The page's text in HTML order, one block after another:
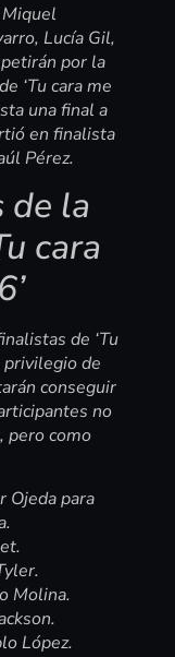
Lucía Gil,
por la
‘Tu cara me
una final a
en finalista
Pérez.
de la
cara
de ‘Tu
privilegio de
conseguir
no
pero como
Ojeda para
Molina.
López.